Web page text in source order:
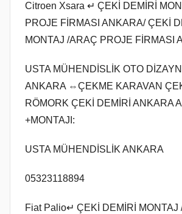
Citroen Xsara ↵ ÇEKİ DEMİRİ
PROJE FİRMASI ANKARA/ ÇEKİ
MONTAJ /ARAÇ PROJE FİRMASI
USTA MÜHENDİSLİK OTO
ANKARA ⇔ÇEKME KARAVAN
RÖMORK ÇEKİ DEMİRİ ANKARA
+MONTAJI:
USTA MÜHENDİSLİK ANKARA
05323118894
Fiat Palio↵ ÇEKİ DEMİRİ MONTAJ